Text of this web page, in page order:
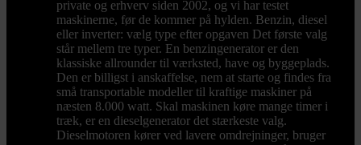
private og erhverv siden 2002, og vi har testet
maskinerne, før de kommer på hylden. Benzin, diesel
eller inverter: vælg type efter opgaven Det første valg
står mellem tre typer. En benzingenerator er den
klassiske allrounder til værksted, have og byggeplads.
Den er billigst i anskaffelse, nem at starte og findes fra
små transportable modeller til kraftige maskiner på
næsten 8.000 watt. Skal maskinen køre mange timer i
træk, er en dieselgenerator det stærkeste valg.
Dieselmotoren kører ved lavere omdrejninger, bruger